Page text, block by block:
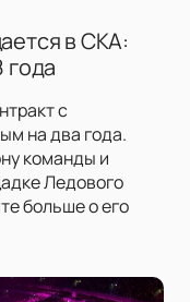
в СКА:
года
с
на два года.
команды и
Ледового
больше о его